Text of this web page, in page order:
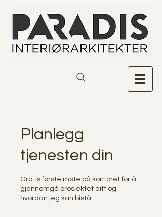
Planlegg
tjenesten din
Gratis første møte på kontoret for å
gjennomgå prosjektet ditt og
hvordan jeg kan bistå.